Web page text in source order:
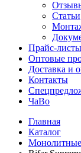
Статьи
Прайс-листы
Оптовые
Доставка и
Контакты
ЧаВо
Главная
Каталог
Монолитные